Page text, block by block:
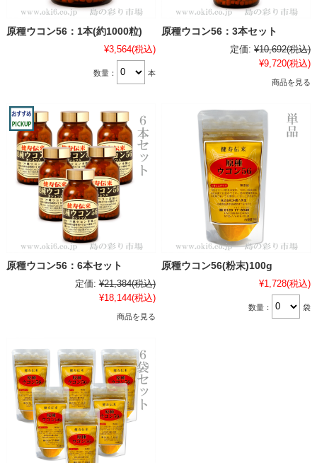
原種ウコン56：1本(約1000粒)
¥3,564(税込)
数量： 本
原種ウコン56：3本セット
定価: ¥10,692(税込)
¥9,720(税込)
商品を見る
原種ウコン56：6本セット
定価: ¥21,384(税込)
¥18,144(税込)
商品を見る
原種ウコン56(粉末)100g
¥1,728(税込)
数量： 袋